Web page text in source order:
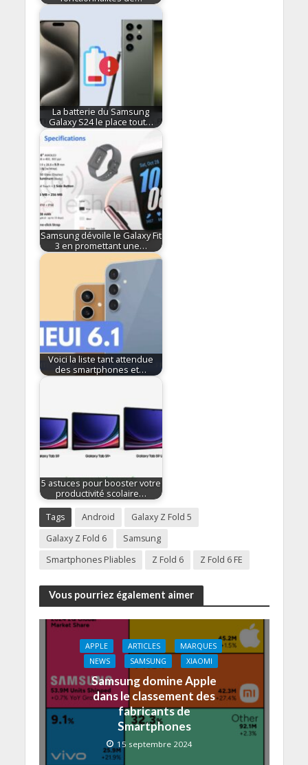
La batterie du Samsung
Galaxy S24 le place tout…
Samsung dévoile le Galaxy Fit
3 en promettant une…
Voici la liste tant attendue
des smartphones et…
5 astuces pour booster votre
productivité scolaire…
Tags Android
Galaxy Z Fold 5
Galaxy Z Fold 6
Samsung
Smartphones Pliables
Z Fold 6 Z Fold 6 FE
Vous pourriez également aimer
APPLE ARTICLES
MARQUES
NEWS
SAMSUNG XIAOMI
Samsung domine Apple
dans le classement des
fabricants de
Smartphones
15 septembre 2024